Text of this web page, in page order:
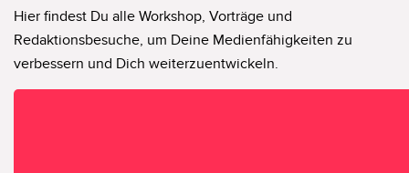
Hier findest Du alle Workshop, Vorträge und
Redaktionsbesuche, um Deine Medienfähigkeiten zu
verbessern und Dich weiterzuentwickeln.